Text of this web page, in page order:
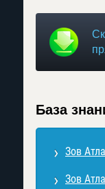
База
Зов
Зов